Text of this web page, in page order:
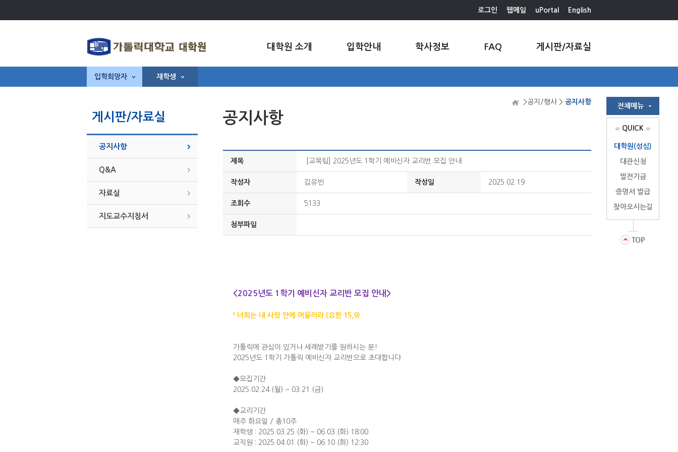
로그인 웹메일 uPortal English
대학원 소개 입학안내 학사정보 FAQ 게시판/자료실
입학희망자 재학생
게시판/자료실
공지사항
Q&A
자료실
지도교수지침서
>공지/행사 > 공지사항
공지사항
제목 [교목팀] 2025년도 1학기 예비신자 교리반 모집 안내
작성자 김유빈 작성일 2025.02.19
조회수 5133
첨부파일
<2025년도 1학기 예비신자 교리반 모집 안내>
† 너희는 내 사랑 안에 머물러라.(요한 15,9)
가톨릭에 관심이 있거나 세례받기를 원하시는 분!
2025년도 1학기 가톨릭 예비신자 교리반으로 초대합니다
◆모집기간
2025.02.24.(월) ~ 03.21.(금)
◆교리기간
매주 화요일 / 총10주
재학생 : 2025.03.25.(화) ~ 06.03.(화) 18:00
교직원 : 2025.04.01.(화) ~ 06.10.(화) 12:30
QUICK
대학원(성심)
대관신청
발전기금
증명서 발급
찾아오시는길